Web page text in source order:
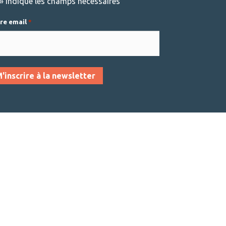
email *